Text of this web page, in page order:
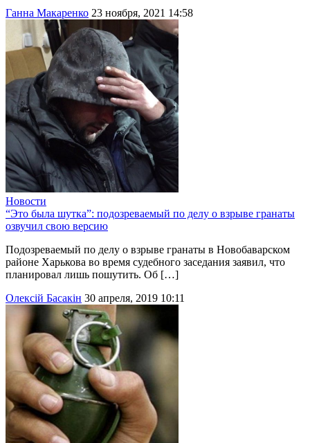
Ганна Макаренко 23 ноября, 2021 14:58
Новости
“Это была шутка”: подозреваемый по делу о взрыве гранаты
озвучил свою версию
Подозреваемый по делу о взрыве гранаты в Новобаварском
районе Харькова во время судебного заседания заявил, что
планировал лишь пошутить. Об […]
Олексій Басакін 30 апреля, 2019 10:11